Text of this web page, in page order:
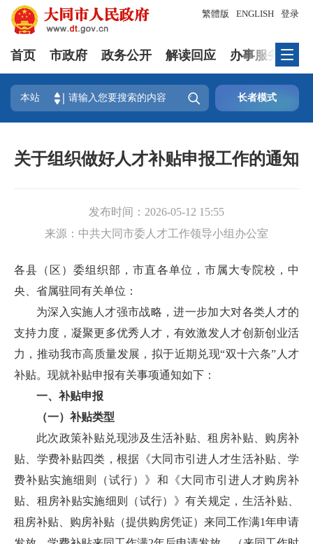
登录
繁體版 ENGLISH
首页 市政府 政务公开 解读回应 办事服务
本站  长者模式
关于组织做好人才补贴申报工作的通知
发布时间： 2026-05-12 15:55
来源： 中共大同市委人才工作领导小组办公室
各县（区）委组织部，市直各单位，市属大专院校，中
央、省属驻同有关单位：
为深入实施人才强市战略，进一步加大对各类人才的
支持力度，凝聚更多优秀人才，有效激发人才创新创业活
力，推动我市高质量发展，拟于近期兑现“双十六条”人才
补贴。现就补贴申报有关事项通知如下：
一、补贴申报
（一）补贴类型
此次政策补贴兑现涉及生活补贴、租房补贴、购房补
贴、学费补贴四类，根据《大同市引进人才生活补贴、学
费补贴实施细则（试行）》和《大同市引进人才购房补
贴、租房补贴实施细则（试行）》有关规定，生活补贴、
租房补贴、购房补贴（提供购房凭证）来同工作满1年申请